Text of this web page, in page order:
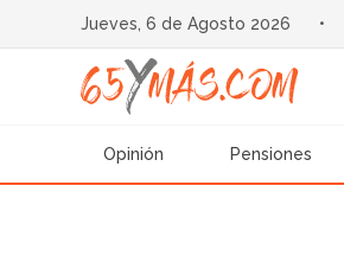
Jueves, 6 de Agosto 2026 •
Opinión Pensiones